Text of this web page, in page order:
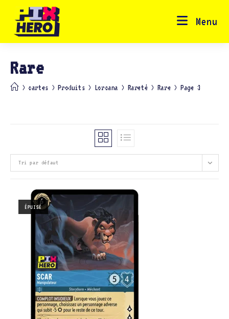
content
Menu
Rare
> cartes > Produits > Lorcana > Rareté > Rare > Page 3
Tri par défaut
ÉPUISÉ